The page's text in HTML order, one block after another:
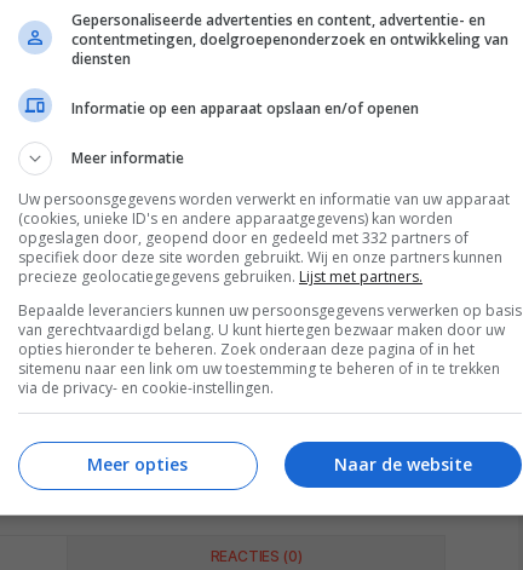
overweg met de grootste slimme assistenten.
bedienen. De Home Smart-app doet het
dimmer dus wel kan koppelen aan Ikea-lampen,
goed de dimmer werkt, hangt volgens EcoBright
Niet elke lamp kan tot honderd procent gedimd
werkt het vergelijkbaar met andere dimmers;
uit, door te draaien wordt de helderheid van de
voor 140 euro.
REACTIES (0)
Gepersonaliseerde advertenties en content, advertentie- en
contentmetingen, doelgroepenonderzoek en ontwikkeling van
diensten
Informatie op een apparaat opslaan en/of openen
Meer informatie
Uw persoonsgegevens worden verwerkt en informatie van uw apparaat
(cookies, unieke ID's en andere apparaatgegevens) kan worden
opgeslagen door, geopend door en gedeeld met 332 partners of
specifiek door deze site worden gebruikt. Wij en onze partners kunnen
precieze geolocatiegegevens gebruiken. Lijst met partners.
Bepaalde leveranciers kunnen uw persoonsgegevens verwerken op basis
van gerechtvaardigd belang. U kunt hiertegen bezwaar maken door uw
opties hieronder te beheren. Zoek onderaan deze pagina of in het
sitemenu naar een link om uw toestemming te beheren of in te trekken
via de privacy- en cookie-instellingen.
Naar de website
Meer opties